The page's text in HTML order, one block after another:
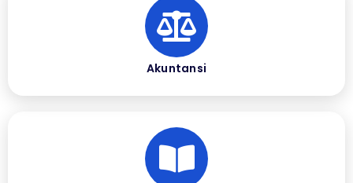
Akuntansi